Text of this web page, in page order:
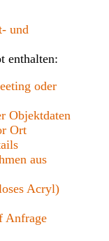
und
enthalten:
oder
Objektdaten
Ort
aus
Acryl)
Anfrage